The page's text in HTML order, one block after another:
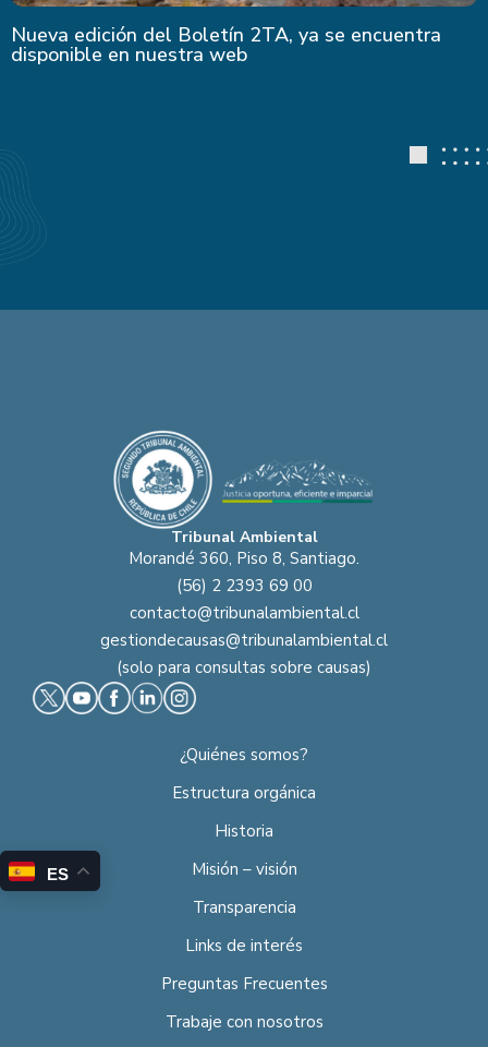
Nueva edición del Boletín 2TA, ya se encuentra
disponible en nuestra web
Tribunal Ambiental
Morandé 360, Piso 8, Santiago.
(56) 2 2393 69 00
contacto@tribunalambiental.cl
gestiondecausas@tribunalambiental.cl
(solo para consultas sobre causas)
¿Quiénes somos?
Estructura orgánica
Historia
Misión – visión
Transparencia
Links de interés
Preguntas Frecuentes
Trabaje con nosotros
ES